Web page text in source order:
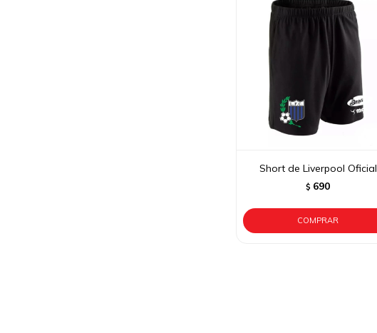
Short de Liverpool Oficial
$ 690